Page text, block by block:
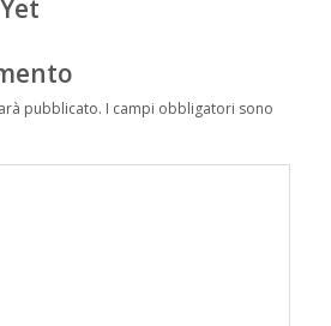
pubblicato. I campi obbligatori sono